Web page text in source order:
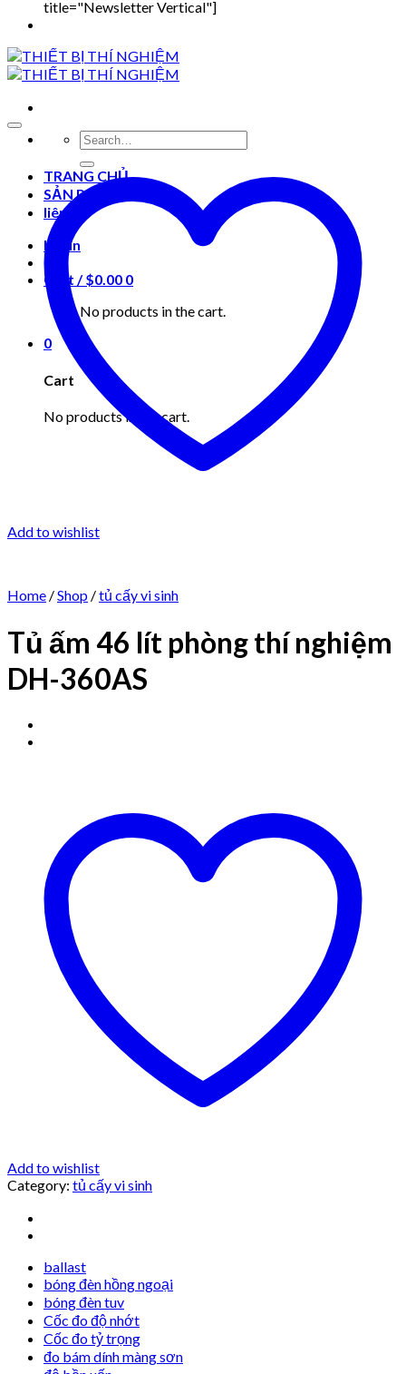
title="Newsletter Vertical"]
Search
for:
TRANG CHỦ
SẢN PHẨM
liên hệ
Login
Cart /$0.00 0
No products in the cart.
0
Cart
No products in the cart.
Add to wishlist
Home /Shop /tủ cấy vi sinh
Tủ ấm 46 lít phòng thí nghiệm
DH-360AS
Add to wishlist
Category: tủ cấy vi sinh
ballast
bóng đèn hồng ngoại
bóng đèn tuv
Cốc đo độ nhớt
Cốc đo tỷ trọng
đo bám dính màng sơn